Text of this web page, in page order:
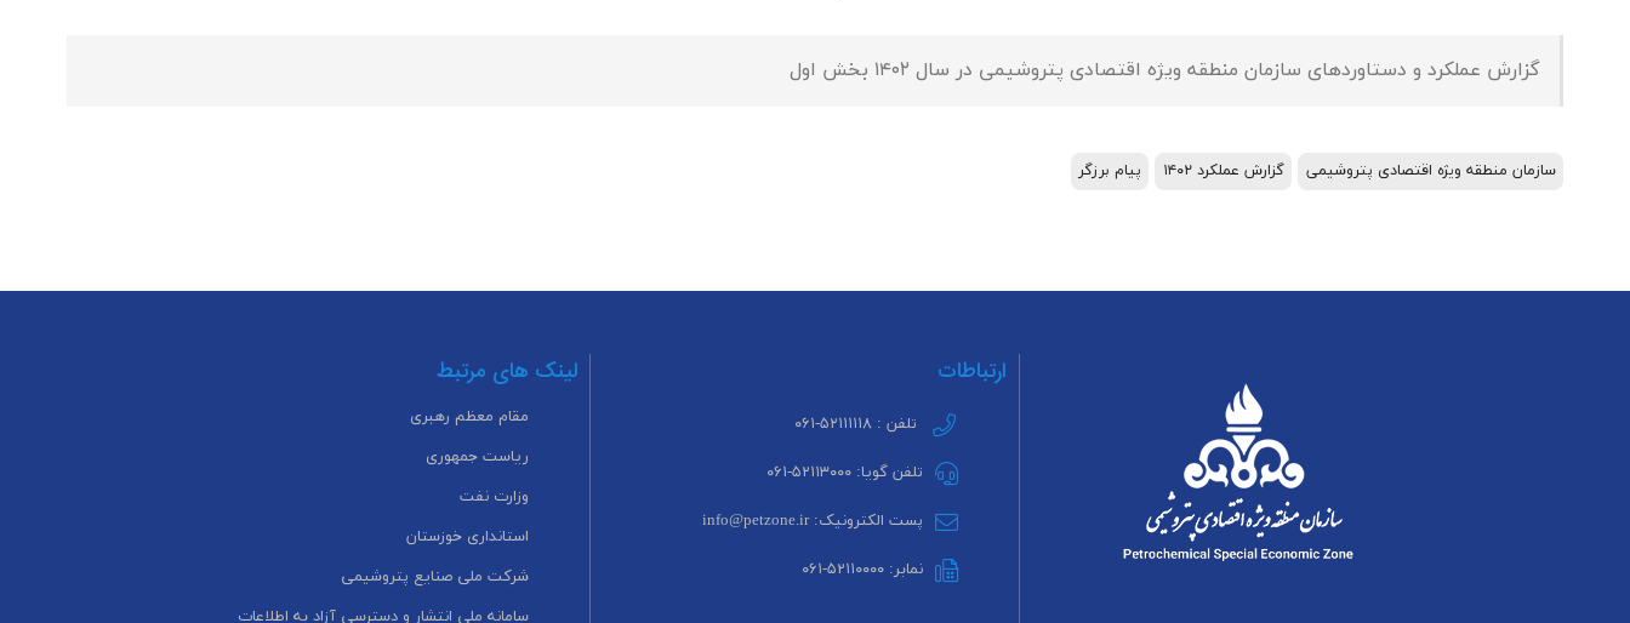
گزارش عملکرد و دستاوردهای سازمان منطقه ویژه اقتصادی پتروشیمی در سال ۱۴۰۲ بخش اول
سازمان منطقه ویژه اقتصادی پتروشیمی گزارش عملکرد ۱۴۰۲ پیام برزگر
ارتباطات
تلفن : ۵۲۱۱۱۱۱۸-۰۶۱
تلفن گویا: ۵۲۱۱۳۰۰۰-۰۶۱
پست الکترونیک: info@petzone.ir
نمابر: ۵۲۱۱۰۰۰۰-۰۶۱
لینک های مرتبط
مقام معظم رهبری
ریاست جمهوری
وزارت نفت
استانداری خوزستان
شرکت ملی صنایع پتروشیمی
سامانه ملی انتشار و دسترسی آزاد به اطلاعات